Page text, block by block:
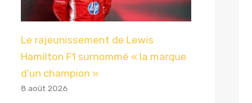
Le rajeunissement de Lewis
Hamilton F1 surnommé « la marque
d’un champion »
8 août 2026